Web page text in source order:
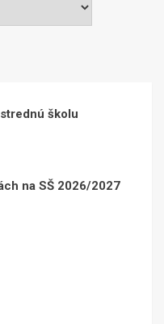
školu
na SŠ 2026/2027